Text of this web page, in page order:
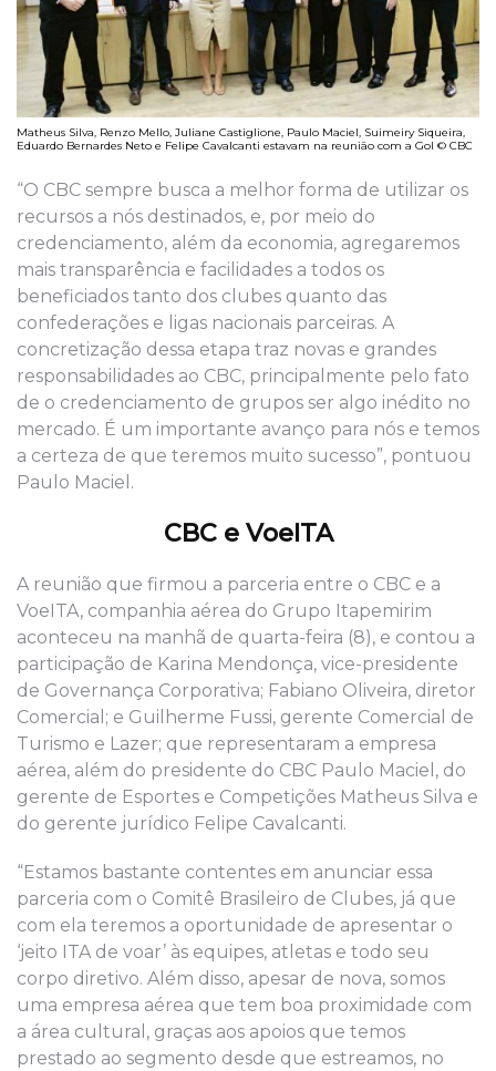
Matheus Silva, Renzo Mello, Juliane Castiglione, Paulo Maciel, Suimeiry Siqueira,
Eduardo Bernardes Neto e Felipe Cavalcanti estavam na reunião com a Gol © CBC
“O CBC sempre busca a melhor forma de utilizar os
recursos a nós destinados, e, por meio do
credenciamento, além da economia, agregaremos
mais transparência e facilidades a todos os
beneficiados tanto dos clubes quanto das
confederações e ligas nacionais parceiras. A
concretização dessa etapa traz novas e grandes
responsabilidades ao CBC, principalmente pelo fato
de o credenciamento de grupos ser algo inédito no
mercado. É um importante avanço para nós e temos
a certeza de que teremos muito sucesso”, pontuou
Paulo Maciel.
CBC e VoeITA
A reunião que firmou a parceria entre o CBC e a
VoeITA, companhia aérea do Grupo Itapemirim
aconteceu na manhã de quarta-feira (8), e contou a
participação de Karina Mendonça, vice-presidente
de Governança Corporativa; Fabiano Oliveira, diretor
Comercial; e Guilherme Fussi, gerente Comercial de
Turismo e Lazer; que representaram a empresa
aérea, além do presidente do CBC Paulo Maciel, do
gerente de Esportes e Competições Matheus Silva e
do gerente jurídico Felipe Cavalcanti.
“Estamos bastante contentes em anunciar essa
parceria com o Comitê Brasileiro de Clubes, já que
com ela teremos a oportunidade de apresentar o
‘jeito ITA de voar’ às equipes, atletas e todo seu
corpo diretivo. Além disso, apesar de nova, somos
uma empresa aérea que tem boa proximidade com
a área cultural, graças aos apoios que temos
prestado ao segmento desde que estreamos, no